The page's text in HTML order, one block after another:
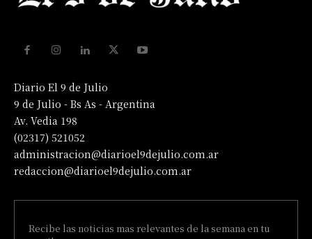
Diario El 9 de Julio
9 de Julio - Bs As - Argentina
Av. Vedia 198
(02317) 521052
administracion@diarioel9dejulio.com.ar
redaccion@diarioel9dejulio.com.ar
Recibe las noticias mas relevantes de la semana en tu